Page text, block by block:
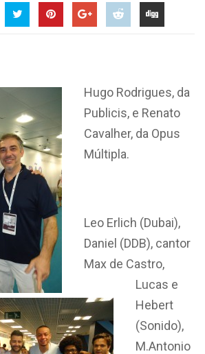
Hugo Rodrigues, da
Publicis, e Renato
Cavalher, da Opus
Múltipla.
Leo Erlich (Dubai),
Daniel (DDB), cantor
Max de Castro,
Lucas e
Hebert
(Sonido),
M.Antonio